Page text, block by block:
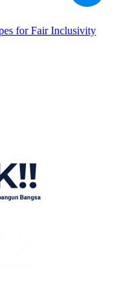
for Fair Inclusivity